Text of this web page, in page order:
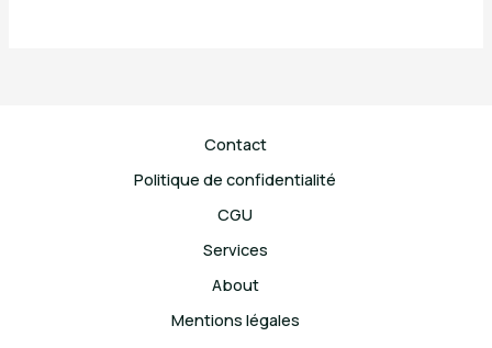
Contact
Politique de confidentialité
CGU
Services
About
Mentions légales